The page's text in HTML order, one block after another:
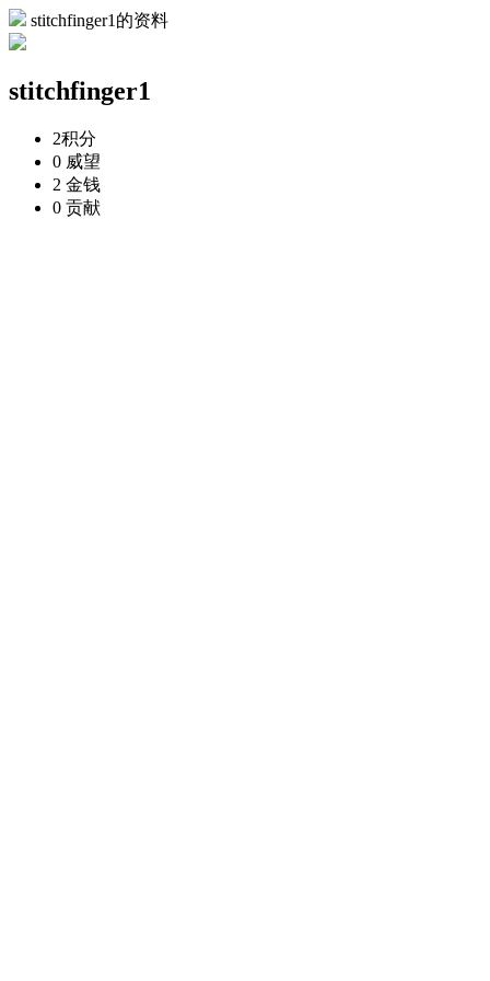
stitchfinger1的资料
stitchfinger1
2积分
0 威望
2 金钱
0 贡献